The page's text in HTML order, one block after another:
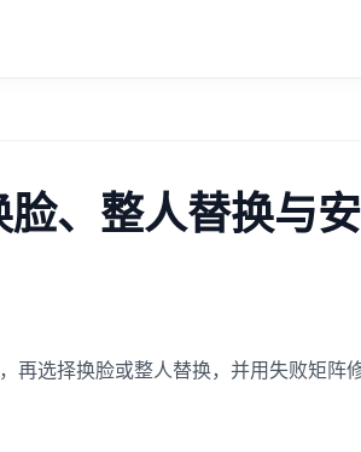
、整人替换与
选择换脸或整人替换，并用失败矩阵